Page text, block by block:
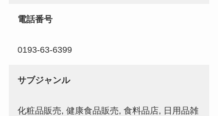
電話番号
0193-63-6399
サブジャンル
化粧品販売, 健康食品販売, 食料品店, 日用品雑